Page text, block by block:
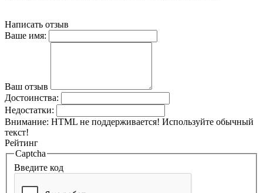
Написать отзыв
Ваше имя:
Ваш отзыв
Достоинства:
Недостатки:
Внимание: HTML не поддерживается! Используйте обычный
текст!
Рейтинг
Captcha
Введите код